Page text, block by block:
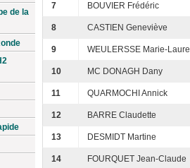
de la
7 BOUVIER Frédéric
8 CASTIEN Geneviève
9 WEULERSSE Marie-Laure
10 MC DONAGH Dany
11 QUARMOCHI Annick
12 BARRE Claudette
13 DESMIDT Martine
14 FOURQUET Jean-Claude